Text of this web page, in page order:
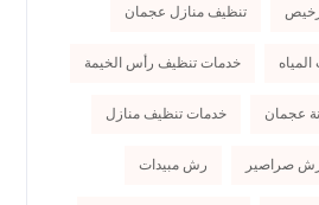
تنظيف منازل عجمان
خدمات تنظيف رأس الخيمة
عجمان خدمات تنظيف منازل
صراصير رش مبيدات